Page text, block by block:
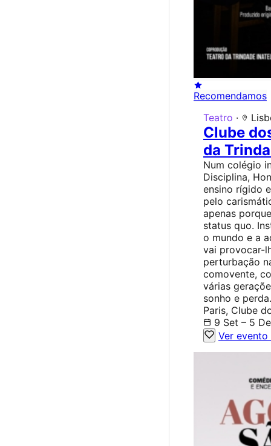
Recomendamos
Teatro ·
Clube
da
Num colégio
Disciplina,
ensino rígido
pelo
apenas
status quo.
o mundo e a
vai provocar-
perturbação
comovente,
várias
sonho e
Paris, Clube
9 Set – 5
Ver